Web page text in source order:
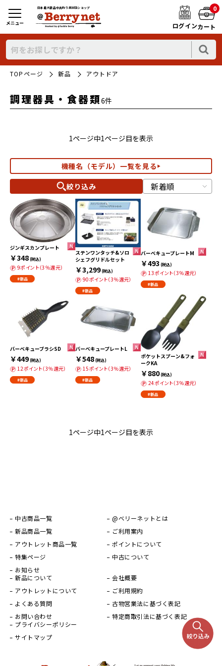
日本最大新品中古釣り具WEBショップ
ログイン
0
カート
メニュー
TOPページ 新品 アウトドア
調理器具・食器類6件
1ページ中1ページ目を表示
機種名（モデル）一覧を見る
絞り込み
ジンギスカンプレート
￥348(税込)
9ポイント（3％還元）
#新品
ステンワンタッチ&ソロ
シェフグリドルセット
￥3,299(税込)
90ポイント（3％還元）
#新品
バーベキュープレートM
￥493 (税込)
13ポイント（3％還元）
#新品
バーベキューブラシSD
￥449(税込)
12ポイント（3％還元）
#新品
バーベキュープレートL
￥548(税込)
15ポイント（3％還元）
#新品
ポケットスプーン&フォ
ークKA
￥880(税込)
24ポイント（3％還元）
#新品
1ページ中1ページ目を表示
中古商品一覧
新品商品一覧
アウトレット商品一覧
特集ページ
お知らせ
@ベリーネットとは
ご利用案内
ポイントについて
中古について
新品について
アウトレットについて
よくある質問
お問い合わせ
会社概要
ご利用規約
古物営業法に基づく表記
特定商取引法に基づく表記
プライバシーポリシー
サイトマップ